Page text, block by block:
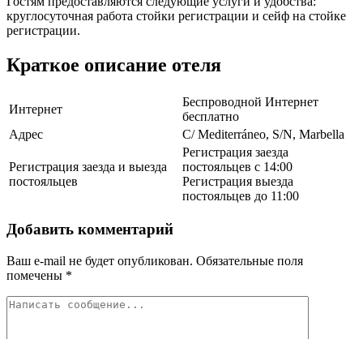
круглосуточная работа стойки регистрации и сейф на стойке
регистрации.
Краткое описание отеля
Интернет
Беспроводной Интернет
бесплатно
Адрес
C/ Mediterráneo, S/N, Marbella
Регистрация заезда и выезда
постояльцев
Регистрация заезда
постояльцев с 14:00
Регистрация выезда
постояльцев до 11:00
Добавить комментарий
Ваш e-mail не будет опубликован. Обязательные поля
помечены *